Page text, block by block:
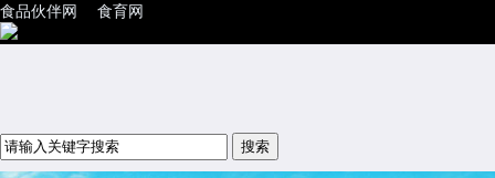
食品伙伴网 食育网